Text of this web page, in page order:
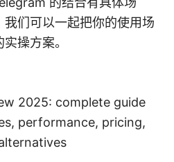
们可以一起把你的使用场
操方案。
2025: complete guide
performance, pricing,